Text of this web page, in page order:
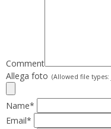
Comment
Allega foto (Allowed file types:
Name*
Email*